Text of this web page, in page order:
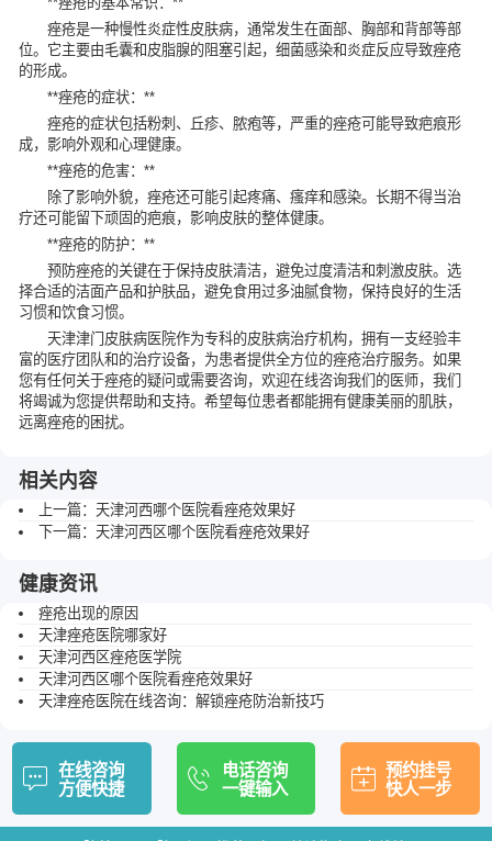
痤疮是一种慢性炎症性皮肤病，通常发生在面部、胸部和背部等部
位。它主要由毛囊和皮脂腺的阻塞引起，细菌感染和炎症反应导致痤疮
的形成。
**痤疮的症状：**
痤疮的症状包括粉刺、丘疹、脓疱等，严重的痤疮可能导致疤痕形
成，影响外观和心理健康。
**痤疮的危害：**
除了影响外貌，痤疮还可能引起疼痛、瘙痒和感染。长期不得当治
疗还可能留下顽固的疤痕，影响皮肤的整体健康。
**痤疮的防护：**
预防痤疮的关键在于保持皮肤清洁，避免过度清洁和刺激皮肤。选
择合适的洁面产品和护肤品，避免食用过多油腻食物，保持良好的生活
习惯和饮食习惯。
天津津门皮肤病医院作为专科的皮肤病治疗机构，拥有一支经验丰
富的医疗团队和的治疗设备，为患者提供全方位的痤疮治疗服务。如果
您有任何关于痤疮的疑问或需要咨询，欢迎在线咨询我们的医师，我们
将竭诚为您提供帮助和支持。希望每位患者都能拥有健康美丽的肌肤，
远离痤疮的困扰。
相关内容
上一篇： 天津河西哪个医院看痤疮效果好
下一篇： 天津河西区哪个医院看痤疮效果好
健康资讯
痤疮出现的原因
天津痤疮医院哪家好
天津河西区痤疮医学院
天津河西区哪个医院看痤疮效果好
天津痤疮医院在线咨询：解锁痤疮防治新技巧
在线咨询
方便快捷
电话咨询
一键输入
预约挂号
快人一步